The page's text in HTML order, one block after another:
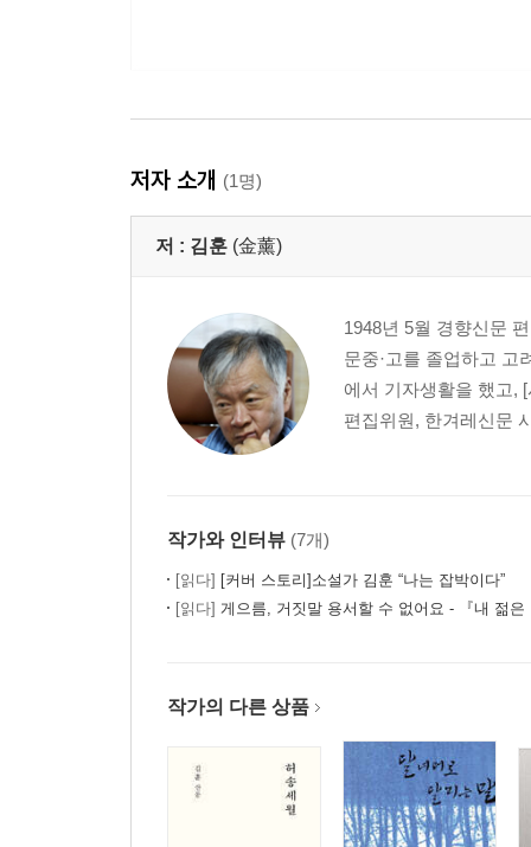
저자 소개 (1명)
저 : 김훈 (金薰)
1948년 5월 경향신문
문중·고를 졸업하고 고
에서 기자생활을 했고,
편집위원, 한겨레신문
작가와 인터뷰 (7개)
[읽다] [커버 스토리]소설가 김훈 “나는 잡박이다”
[읽다] 게으름, 거짓말 용서할 수 없어요 - 『내 젊은
작가의 다른 상품